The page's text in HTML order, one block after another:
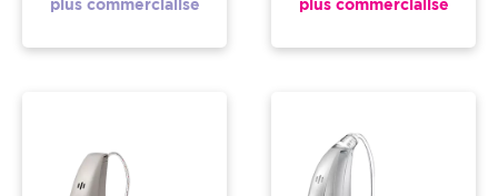
plus commercialisé plus commercialisé